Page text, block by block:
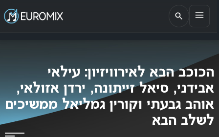
EUROMIX
אתר הבית של האירוויזיון בישראל
הכוכב הבא לאירוויזיון: עילאי
אבידני, סיאל זייתונה, ירדן אזולאי,
אוהב גבעתי וקורין גמליאל ממשיכים
לשלב הבא